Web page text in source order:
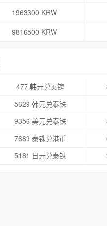
1963300 KRW
9816500 KRW
477 韩元兑英镑
5629 韩元兑泰铢
9356 美元兑泰铢
7689 泰铢兑港币
5181 日元兑泰铢